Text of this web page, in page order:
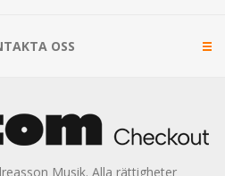
OSS
Musik. Alla rättigheter